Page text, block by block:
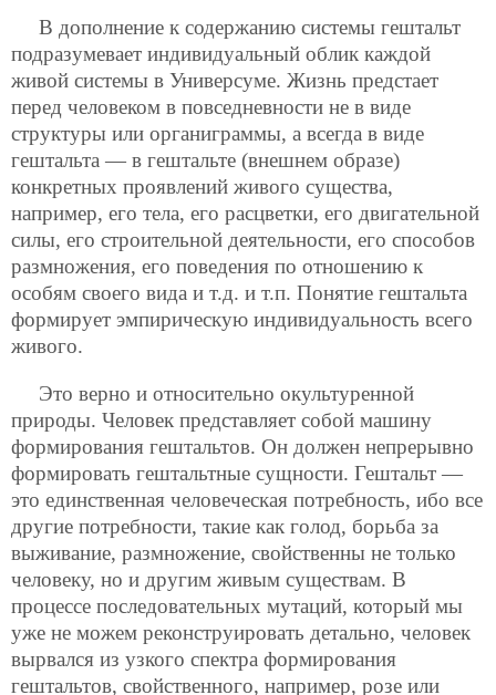
В дополнение к содержанию системы гештальт
подразумевает индивидуальный облик каждой
живой системы в Универсуме. Жизнь предстает
перед человеком в повседневности не в виде
структуры или органиграммы, а всегда в виде
гештальта — в гештальте (внешнем образе)
конкретных проявлений живого существа,
например, его тела, его расцветки, его двигательной
силы, его строительной деятельности, его способов
размножения, его поведения по отношению к
особям своего вида и т.д. и т.п. Понятие гештальта
формирует эмпирическую индивидуальность всего
живого.
Это верно и относительно окультуренной
природы. Человек представляет собой машину
формирования гештальтов. Он должен непрерывно
формировать гештальтные сущности. Гештальт —
это единственная человеческая потребность, ибо все
другие потребности, такие как голод, борьба за
выживание, размножение, свойственны не только
человеку, но и другим живым существам. В
процессе последовательных мутаций, который мы
уже не можем реконструировать детально, человек
вырвался из узкого спектра формирования
гештальтов, свойственного, например, розе или